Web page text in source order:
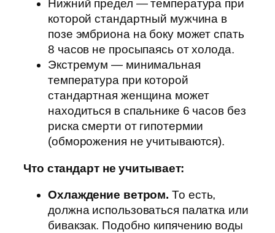
Нижний предел — температура при
которой стандартный мужчина в
позе эмбриона на боку может спать
8 часов не просыпаясь от холода.
Экстремум — минимальная
температура при которой
стандартная женщина может
находиться в спальнике 6 часов без
риска смерти от гипотермии
(обморожения не учитываются).
Что стандарт не учитывает:
Охлаждение ветром. То есть,
должна использоваться палатка или
бивакзак. Подобно кипячению воды